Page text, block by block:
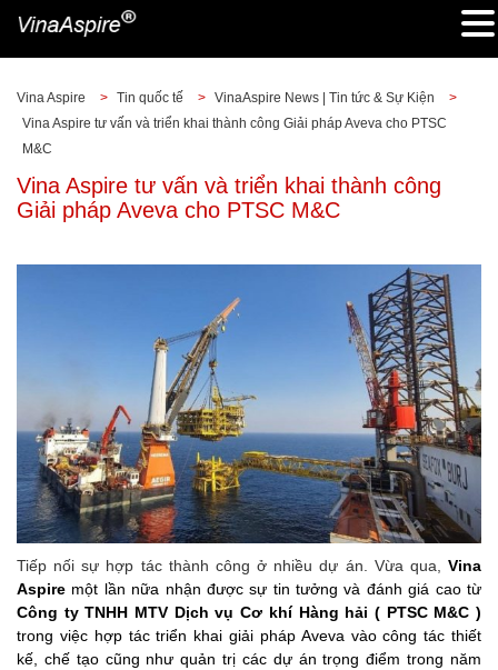
Vina Aspire > Tin quốc tế > VinaAspire News | Tin tức & Sự Kiện
>
Vina Aspire tư vấn và triển khai thành công Giải pháp Aveva cho PTSC
M&C
Vina Aspire tư vấn và triển khai thành công
Giải pháp Aveva cho PTSC M&C
Tiếp nối sự hợp tác thành công ở nhiều dự án. Vừa qua, Vina
Aspire một lần nữa nhận được sự tin tưởng và đánh giá cao từ
Công ty TNHH MTV Dịch vụ Cơ khí Hàng hải ( PTSC M&C )
trong việc hợp tác triển khai giải pháp Aveva vào công tác thiết
kế, chế tạo cũng như quản trị các dự án trọng điểm trong năm